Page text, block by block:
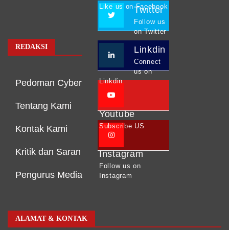
REDAKSI
Pedoman Cyber
Tentang Kami
Kontak Kami
Kritik dan Saran
Pengurus Media
Like us on Facebook
Twitter
Follow us
on Twitter
Linkdin
Connect
us on
Linkdin
Youtube
Subscribe US
Instagram
Follow us on
Instagram
ALAMAT & KONTAK